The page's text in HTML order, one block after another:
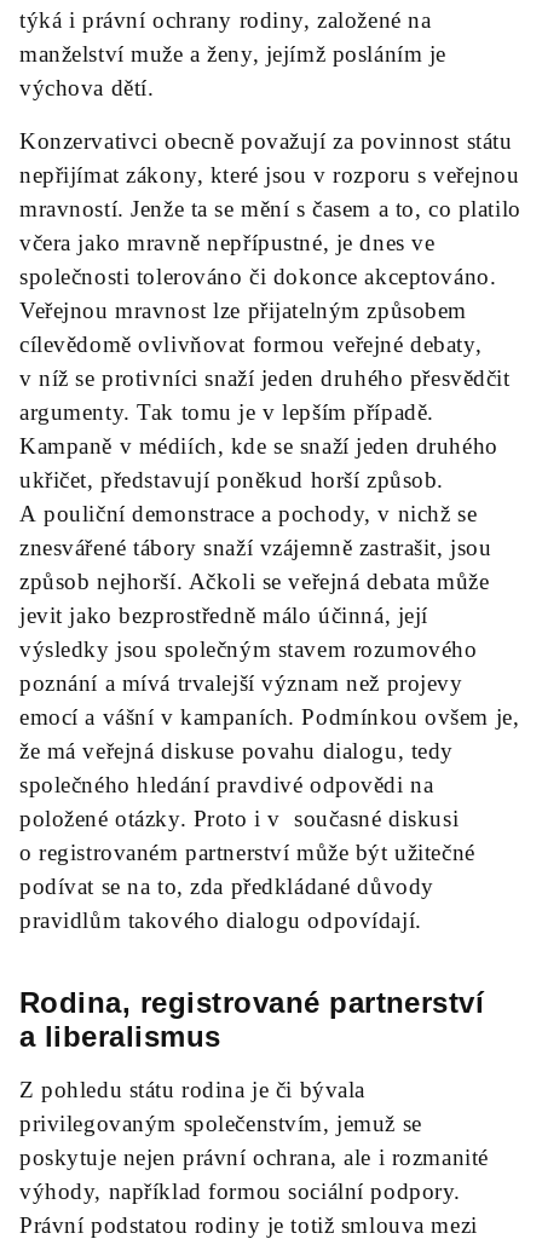
týká i právní ochrany rodiny, založené na
manželství muže a ženy, jejímž posláním je
výchova dětí.
Konzervativci obecně považují za povinnost státu
nepřijímat zákony, které jsou v rozporu s veřejnou
mravností. Jenže ta se mění s časem a to, co platilo
včera jako mravně nepřípustné, je dnes ve
společnosti tolerováno či dokonce akceptováno.
Veřejnou mravnost lze přijatelným způsobem
cílevědomě ovlivňovat formou veřejné debaty,
v níž se protivníci snaží jeden druhého přesvědčit
argumenty. Tak tomu je v lepším případě.
Kampaně v médiích, kde se snaží jeden druhého
ukřičet, představují poněkud horší způsob.
A pouliční demonstrace a pochody, v nichž se
znesvářené tábory snaží vzájemně zastrašit, jsou
způsob nejhorší. Ačkoli se veřejná debata může
jevit jako bezprostředně málo účinná, její
výsledky jsou společným stavem rozumového
poznání a mívá trvalejší význam než projevy
emocí a vášní v kampaních. Podmínkou ovšem je,
že má veřejná diskuse povahu dialogu, tedy
společného hledání pravdivé odpovědi na
položené otázky. Proto i v současné diskusi
o registrovaném partnerství může být užitečné
podívat se na to, zda předkládané důvody
pravidlům takového dialogu odpovídají.
Rodina, registrované partnerství
a liberalismus
Z pohledu státu rodina je či bývala
privilegovaným společenstvím, jemuž se
poskytuje nejen právní ochrana, ale i rozmanité
výhody, například formou sociální podpory.
Právní podstatou rodiny je totiž smlouva mezi